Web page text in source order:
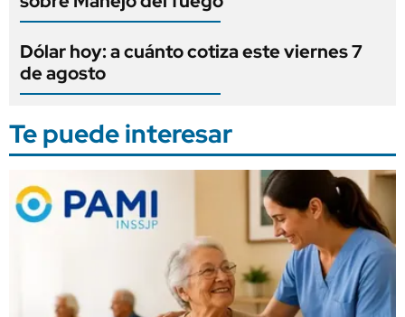
Dólar hoy: a cuánto cotiza este viernes 7
de agosto
Te puede interesar